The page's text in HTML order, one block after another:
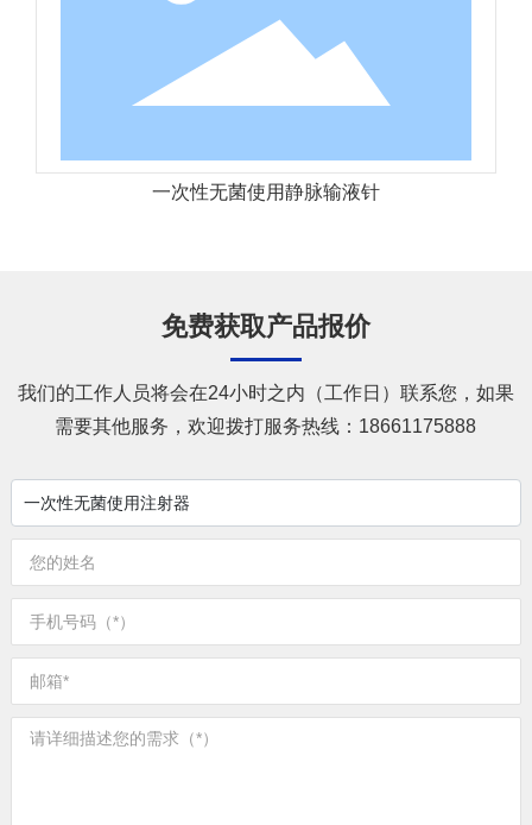
一次性无菌使用静脉输液针
免费获取产品报价
我们的工作人员将会在24小时之内（工作日）联系您，如果
需要其他服务，欢迎拨打服务热线： 18661175888
一次性无菌使用注射器